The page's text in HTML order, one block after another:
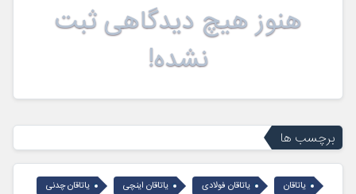
هنوز هیچ دیدگاهی ثبت
نشده!
برچسب ها
یاتاقان یاتاقان فولادی یاتاقان اینچی
یاتاقان چدنی